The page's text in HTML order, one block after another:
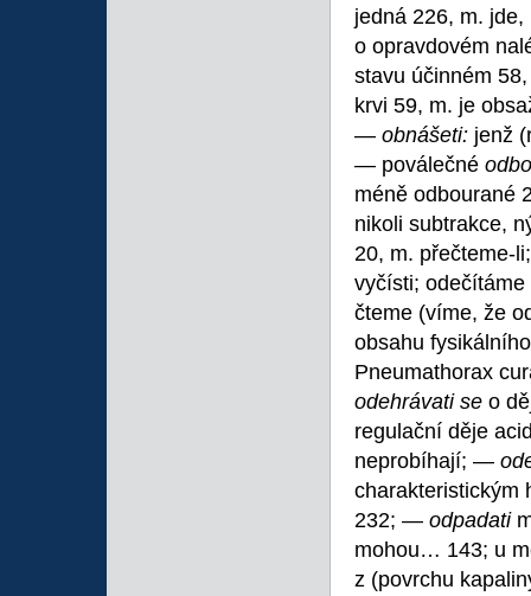
jedná 226, m.
o opravdovém
stavu účinném
krvi 59, m. je
— obnášeti: jenž
— poválečné
méně odbourané
nikoli subtrakce,
20, m. přečteme-
vyčísti;
čteme (víme, že
obsahu
Pneumathorax
odehrávati se o
regulační děje
neprobíhají; —
charakteristickým
232; — odpadati
mohou… 143; u
z (povrchu